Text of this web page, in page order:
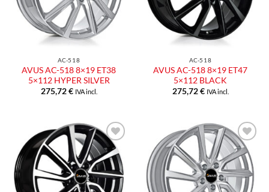
AC-518
AVUS AC-518 8×19 ET38
5×112 HYPER SILVER
275,72€ IVA incl.
AC-518
AVUS AC-518 8×19 ET47
5×112 BLACK
275,72€ IVA incl.
Aggiungi
alla lista
dei
desideri
Aggiungi
alla lista
dei
desideri